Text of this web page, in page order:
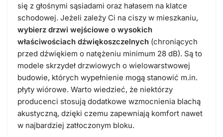
się z głośnymi sąsiadami oraz hałasem na klatce
schodowej. Jeżeli zależy Ci na ciszy w mieszkaniu,
wybierz drzwi wejściowe o wysokich
właściwościach dźwiękoszczelnych (chroniących
przed dźwiękiem o natężeniu minimum 28 dB). Są to
modele skrzydeł drzwiowych o wielowarstwowej
budowie, których wypełnienie mogą stanowić m.in.
płyty wiórowe. Warto wiedzieć, że niektórzy
producenci stosują dodatkowe wzmocnienia blachą
akustyczną, dzięki czemu zapewniają komfort nawet
w najbardziej zatłoczonym bloku.